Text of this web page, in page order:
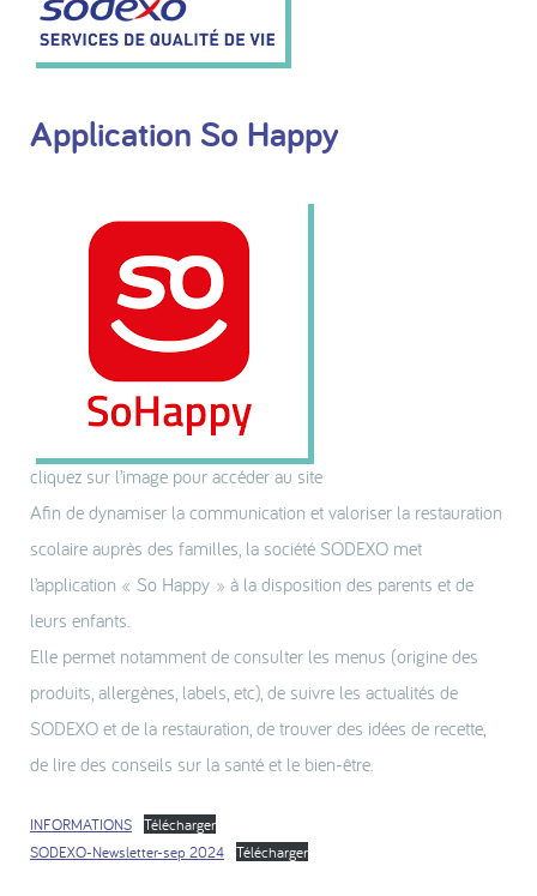
Application So Happy
cliquez sur l’image pour accéder au site
Afin de dynamiser la communication et valoriser la restauration
scolaire auprès des familles, la société SODEXO met
l’application « So Happy » à la disposition des parents et de
leurs enfants.
Elle permet notamment de consulter les menus (origine des
produits, allergènes, labels, etc), de suivre les actualités de
SODEXO et de la restauration, de trouver des idées de recette,
de lire des conseils sur la santé et le bien-être.
INFORMATIONS
Télécharger
SODEXO-Newsletter-sep 2024
Télécharger